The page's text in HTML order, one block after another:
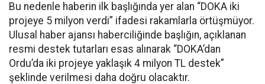
Bu nedenle haberin ilk başlığında yer alan “DOKA iki
projeye 5 milyon verdi” ifadesi rakamlarla örtüşmüyor.
Ulusal haber ajansı haberciliğinde başlığın, açıklanan
resmi destek tutarları esas alınarak “DOKA’dan
Ordu’da iki projeye yaklaşık 4 milyon TL destek”
şeklinde verilmesi daha doğru olacaktır.